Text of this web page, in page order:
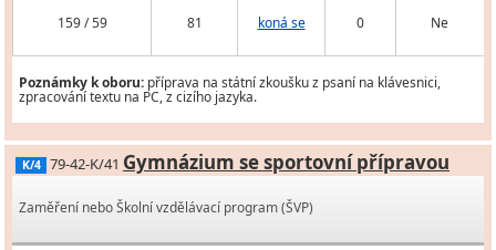
159 / 59 81 koná se 0 Ne
Poznámky k oboru: příprava na státní zkoušku z psaní na klávesnici,
zpracování textu na PC, z cizího jazyka.
K/4 79-42-K/41 Gymnázium se sportovní přípravou
Zaměření nebo Školní vzdělávací program (ŠVP)